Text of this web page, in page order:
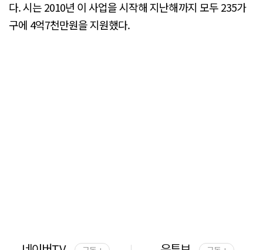
다. 시는 2010년 이 사업을 시작해 지난해까지 모두 235가
구에 4억7천만원을 지원했다.